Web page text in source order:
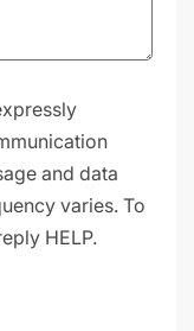
and data
varies. To
HELP.